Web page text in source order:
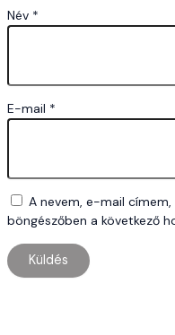
Név *
E-mail *
A nevem, e-mail
böngészőben a következő